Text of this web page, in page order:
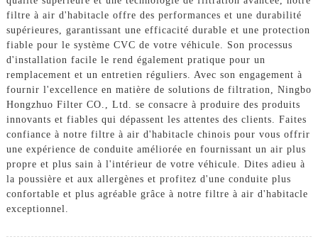
filtre à air d'habitacle offre des performances et une durabilité
supérieures, garantissant une efficacité durable et une protection
fiable pour le système CVC de votre véhicule. Son processus
d'installation facile le rend également pratique pour un
remplacement et un entretien réguliers. Avec son engagement à
fournir l'excellence en matière de solutions de filtration, Ningbo
Hongzhuo Filter CO., Ltd. se consacre à produire des produits
innovants et fiables qui dépassent les attentes des clients. Faites
confiance à notre filtre à air d'habitacle chinois pour vous offrir
une expérience de conduite améliorée en fournissant un air plus
propre et plus sain à l'intérieur de votre véhicule. Dites adieu à
la poussière et aux allergènes et profitez d'une conduite plus
confortable et plus agréable grâce à notre filtre à air d'habitacle
exceptionnel.